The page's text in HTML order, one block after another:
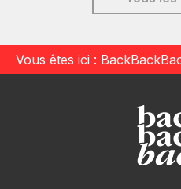
Vous êtes ici :